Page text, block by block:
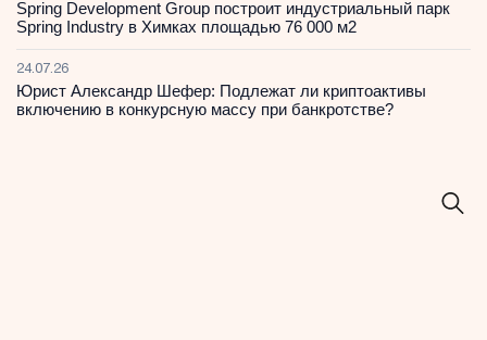
Spring Development Group построит индустриальный парк
Spring Industry в Химках площадью 76 000 м2
24.07.26
Юрист Александр Шефер: Подлежат ли криптоактивы
включению в конкурсную массу при банкротстве?